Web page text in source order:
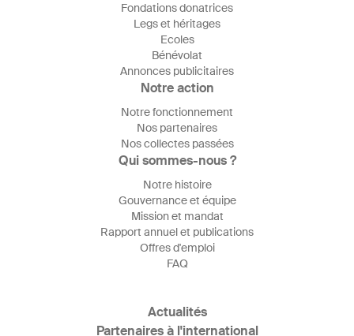
Fondations donatrices
Legs et héritages
Ecoles
Bénévolat
Annonces publicitaires
Notre action
Notre fonctionnement
Nos partenaires
Nos collectes passées
Qui sommes-nous ?
Notre histoire
Gouvernance et équipe
Mission et mandat
Rapport annuel et publications
Offres d'emploi
FAQ
Actualités
Partenaires à l'international